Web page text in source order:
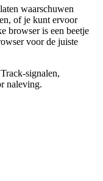
waarschuwen
of je kunt ervoor
browser is een beetje
voor de juiste
signalen,
naleving.